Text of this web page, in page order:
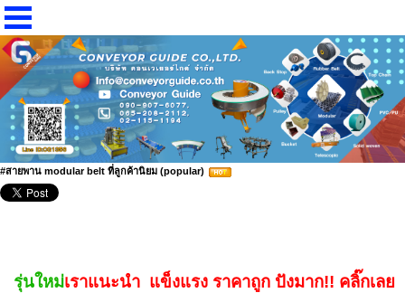
#สายพาน modular belt ที่ลูกค้านิยม (popular)
รุ่นใหม่เราแนะนำ แข็งแรง ราคาถูก ปังมาก!! คลิ๊กเลย